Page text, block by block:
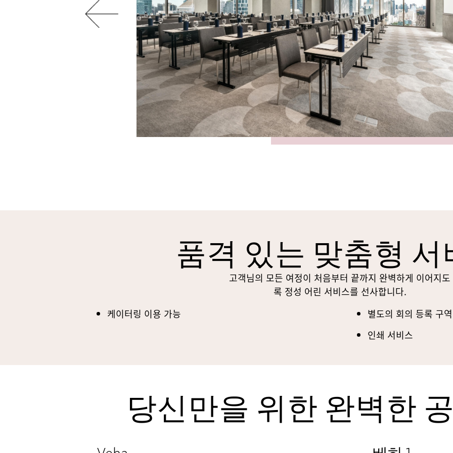
품격 있는 맞춤형 서
고객님의 모든 여정이 처음부터 끝까지 완벽하게 이어지도
록 정성 어린 서비스를 선사합니다.
케이터링 이용 가능
별도의 회의 등록 구
인쇄 서비스
당신만을 위한 완벽한